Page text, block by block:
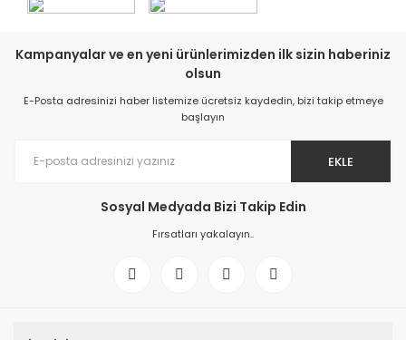
Kampanyalar ve en yeni ürünlerimizden ilk sizin haberiniz
olsun
E-Posta adresinizi haber listemize ücretsiz kaydedin, bizi takip etmeye
başlayın
EKLE
Sosyal Medyada Bizi Takip Edin
Fırsatları yakalayın..